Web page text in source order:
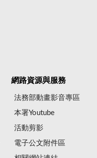
網路資源與服務
法務部動畫影音專區
本署Youtube
活動剪影
電子公文附件區